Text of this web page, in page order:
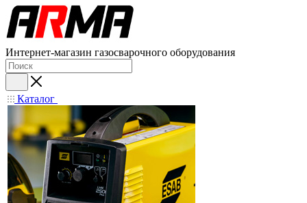
Интернет-магазин газосварочного оборудования
Каталог